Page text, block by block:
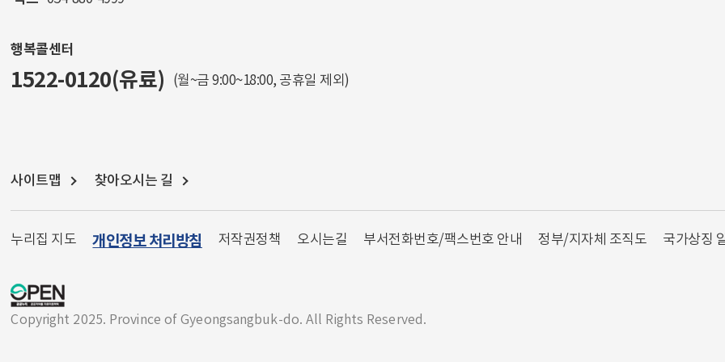
행복콜센터
1522-0120(유료) (월~금 9:00~18:00, 공휴일 제외)
사이트맵 찾아오시는 길
누리집 지도 개인정보 처리방침 저작권정책 오시는길 부서전화번호/팩스번호 안내 정부/지자체 조직도 국가상징
Copyright 2025. Province of Gyeongsangbuk-do. All Rights Reserved.